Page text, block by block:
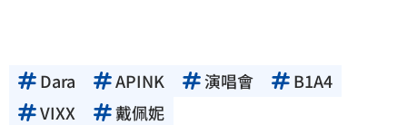
Dara APINK 演唱會
B1A4
VIXX
戴佩妮